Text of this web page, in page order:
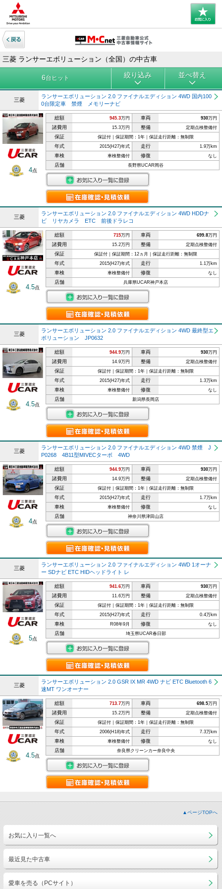
三菱 ランサーエボリューション（全国）の中古車
6台ヒット 絞り込み 並べ替え
三菱
ランサーエボリューション 2.0 ファイナルエディション 4WD 国内100
0台限定車 禁煙 メモリーナビ
4点
総額 945.3万円 車両 930万円
諸費用 15.3万円 整備 定期点検整備付
保証 保証付｜保証期間：1年｜保証走行距離：無制限
年式 2015(H27)年式 走行 1.9万km
車検 車検整備付 修復 なし
店舗 長野県UCAR岡谷
三菱
ランサーエボリューション 2.0 ファイナルエディション 4WD HDDナ
ビ リヤカメラ ETC 前後ドラレコ
4.5点
総額 715万円 車両 699.8万円
諸費用 15.2万円 整備 定期点検整備付
保証 保証付｜保証期間：12ヵ月｜保証走行距離：無制限
年式 2015(H27)年式 走行 1.1万km
車検 車検整備付 修復 なし
店舗 兵庫県UCAR神戸本店
三菱
ランサーエボリューション 2.0 ファイナルエディション 4WD 最終型エ
ボリューション JP0632
4.5点
総額 944.9万円 車両 930万円
諸費用 14.9万円 整備 定期点検整備付
保証 保証付｜保証期間：1年｜保証走行距離：無制限
年式 2015(H27)年式 走行 1.3万km
車検 車検整備付 修復 なし
店舗 新潟県長岡店
三菱
ランサーエボリューション 2.0 ファイナルエディション 4WD 禁煙 J
P0268 4B11型MIVECターボ 4WD
4点
総額 944.9万円 車両 930万円
諸費用 14.9万円 整備 定期点検整備付
保証 保証付｜保証期間：1年｜保証走行距離：無制限
年式 2015(H27)年式 走行 1.7万km
車検 車検整備付 修復 なし
店舗 神奈川県津田山店
三菱
ランサーエボリューション 2.0 ファイナルエディション 4WD 1オーナ
ー SDナビ ETC HIDヘッドライト レ
5点
総額 941.6万円 車両 930万円
諸費用 11.6万円 整備 定期点検整備付
保証 保証付｜保証期間：1年｜保証走行距離：無制限
年式 2015(H27)年式 走行 0.4万km
車検 R08年9月 修復 なし
店舗 埼玉県UCAR春日部
三菱
ランサーエボリューション 2.0 GSR IX MR 4WD ナビ ETC Bluetooth 6
速MT ワンオーナー
4.5点
総額 713.7万円 車両 698.5万円
諸費用 15.2万円 整備 定期点検整備付
保証 保証付｜保証期間：1年｜保証走行距離：無制限
年式 2006(H18)年式 走行 7.3万km
車検 車検整備付 修復 なし
店舗 奈良県クリーンカー奈良中央
▲ページTOPへ
お気に入り一覧へ
最近見た中古車
愛車を売る（PCサイト）